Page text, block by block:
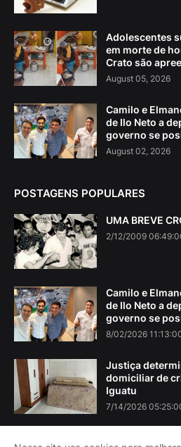
Adolescentes
em morte de
Crato são
August 05, 2026
Camilo e
de Ilo Neto a
governo se
August 02, 2026
POSTAGENS POPULARES
UMA BREVE
2/12/2009
Camilo e
de Ilo Neto a
governo se
8/02/2026
Justiça
domiciliar de
Iguatu
7/14/2026